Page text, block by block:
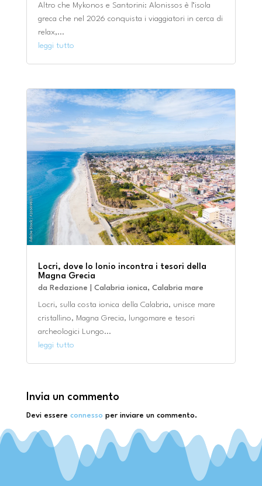
Altro che Mykonos e Santorini: Alonissos è l’isola
greca che nel 2026 conquista i viaggiatori in cerca di
relax,...
leggi tutto
Locri, dove lo Ionio incontra i tesori della
Magna Grecia
da Redazione Calabria ionica, Calabria mare
Locri, sulla costa ionica della Calabria, unisce mare
cristallino, Magna Grecia, lungomare e tesori
archeologici Lungo...
leggi tutto
Invia un commento
Devi essere connesso per inviare un commento.